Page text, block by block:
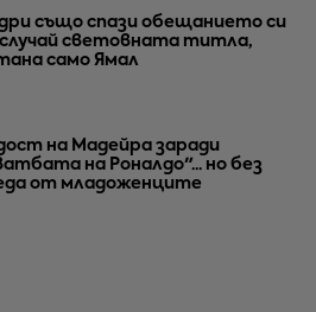
също спази обещанието си
световната титла,
само Ямал
на Мадейра заради
на Роналдо"... но без
от младоженците